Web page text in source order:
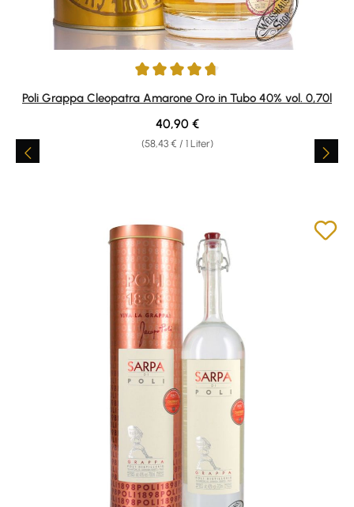
Durchschnittliche Bewertung von 4.86 von 5 Sternen
Poli Grappa Cleopatra Amarone Oro in Tubo 40% vol. 0,70l
(58,43 € / 1 Liter)
Regulärer Preis:
40,90 €